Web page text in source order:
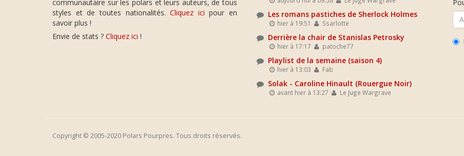
communautaire sur les polars et leurs auteurs, de tous
styles et de toutes nationalités.Cliquez ici pour en
savoir plus !
Envie de stats ? Cliquez ici !
Les romans pastiches de Sherlock Holmes
hier à 19:51 Ssarlotte
Derrière la chair de Stanislas Petrosky
hier à 17:17 patoche77
Playlist de la semaine (saison 4)
hier à 13:03 Fab
Solak - Caroline Hinault (Rouergue Noir)
avant hier à 13:27 Le Juge Wargrave
Copyright © 2005-2020 Polars Pourpres. Tous droits réservés.